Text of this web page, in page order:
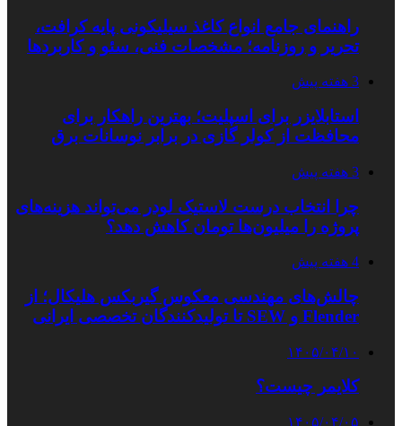
راهنمای جامع انواع کاغذ سیلیکونی پایه کرافت،
تحریر و روزنامه؛ مشخصات فنی، سئو و کاربردها
3 هفته پیش
استابلایزر برای اسپلیت؛ بهترین راهکار برای
محافظت از کولر گازی در برابر نوسانات برق
3 هفته پیش
چرا انتخاب درست لاستیک لودر می‌تواند هزینه‌های
پروژه را میلیون‌ها تومان کاهش دهد؟
4 هفته پیش
چالش‌های مهندسی معکوس گیربکس هلیکال؛ از
Flender و SEW تا تولیدکنندگان تخصصی ایرانی
۱۴۰۵/۰۴/۱۰
کلایمر چیست؟
۱۴۰۵/۰۴/۰۵